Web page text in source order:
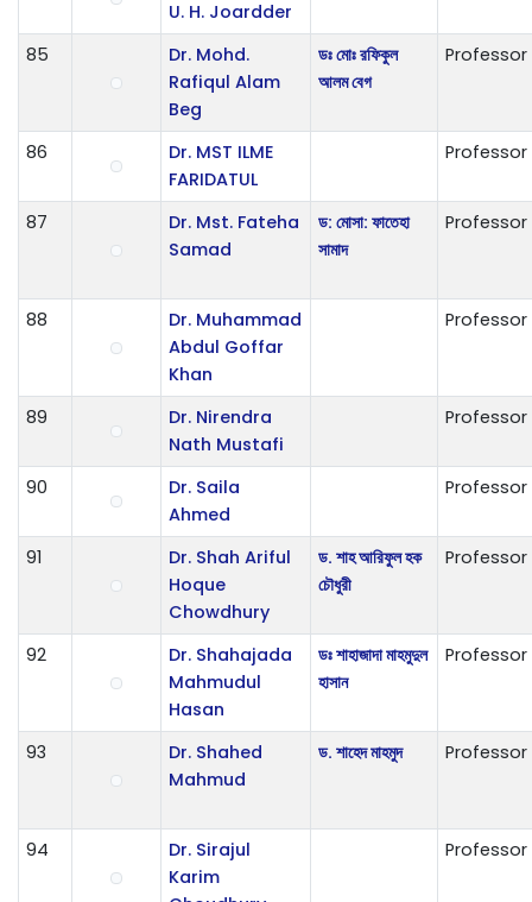
U. H. Joardder
85
Dr. Mohd.
Rafiqul Alam
Beg
ডঃ মোঃ রফিকুল
আলম বেগ
Professor
86
Dr. MST ILME
FARIDATUL
Professor
87
Dr. Mst. Fateha
Samad
ড: মোসা: ফাতেহা
সামাদ
Professor
88
Dr. Muhammad
Abdul Goffar
Khan
Professor
89
Dr. Nirendra
Nath Mustafi
Professor
90
Dr. Saila
Ahmed
Professor
91
Dr. Shah Ariful
Hoque
Chowdhury
ড. শাহ আরিফুল হক
চৌধুরী
Professor
92
Dr. Shahajada
Mahmudul
Hasan
ডঃ শাহাজাদা মাহমুদুল
হাসান
Professor
93
Dr. Shahed
Mahmud
ড. শাহেদ মাহমুদ Professor
94
Dr. Sirajul
Karim
Professor